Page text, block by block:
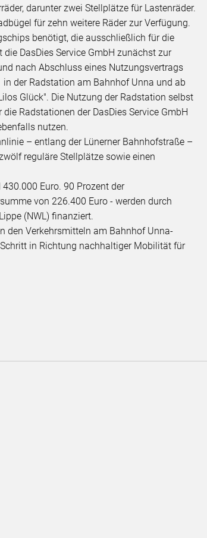
darunter zwei Stellplätze für Lastenräder.
für zehn weitere Räder zur Verfügung.
benötigt, die ausschließlich für die
DasDies Service GmbH zunächst zur
nach Abschluss eines Nutzungsvertrags
der Radstation am Bahnhof Unna und ab
Glück". Die Nutzung der Radstation selbst
Radstationen der DasDies Service GmbH
nutzen.
– entlang der Lünerner Bahnhofstraße –
reguläre Stellplätze sowie einen
Euro. 90 Prozent der
von 226.400 Euro - werden durch
(NWL) finanziert.
den Verkehrsmitteln am Bahnhof Unna-
in Richtung nachhaltiger Mobilität für